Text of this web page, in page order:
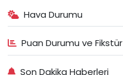
Hava Durumu
Puan Durumu ve Fikstür
Son Dakika Haberleri